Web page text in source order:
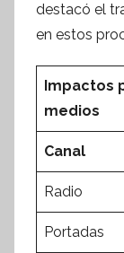
destacó el
en estos
Impactos
medios
Canal
Radio
Portadas